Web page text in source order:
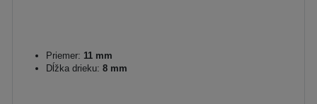
Priemer: 11 mm
Dĺžka drieku: 8 mm